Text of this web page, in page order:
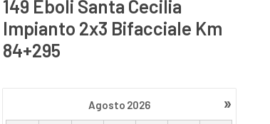
149 Eboli Santa Cecilia
Impianto 2x3 Bifacciale Km
84+295
»
Agosto 2026